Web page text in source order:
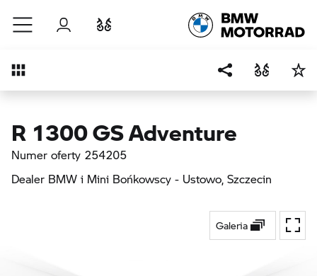
Przejdź do głównej treści
Zaloguj się
Przegląd
R 1300 GS Adventure
Numer oferty 254205
Dealer BMW i Mini Bońkowscy - Ustowo, Szczecin
Galeria